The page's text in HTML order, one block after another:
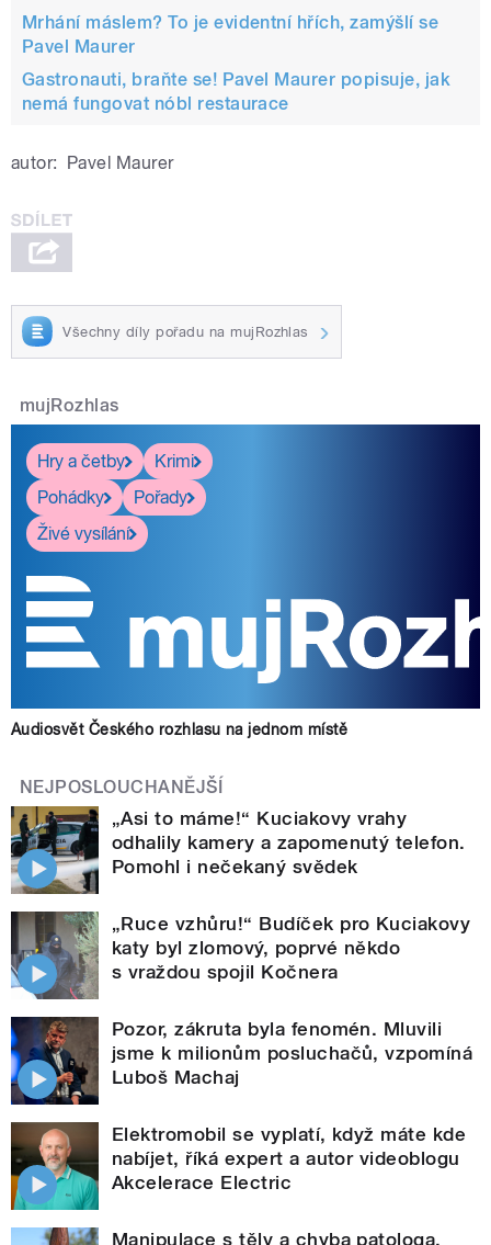
Mrhání máslem? To je evidentní hřích, zamýšlí se
Pavel Maurer
Gastronauti, braňte se! Pavel Maurer popisuje, jak
nemá fungovat nóbl restaurace
autor: Pavel Maurer
Všechny díly pořadu na mujRozhlas
mujRozhlas
Hry a četby
Krimi
Pohádky
Pořady
Živé vysílání
Audiosvět Českého rozhlasu na jednom místě
NEJPOSLOUCHANĚJŠÍ
„Asi to máme!“ Kuciakovy vrahy
odhalily kamery a zapomenutý telefon.
Pomohl i nečekaný svědek
„Ruce vzhůru!“ Budíček pro Kuciakovy
katy byl zlomový, poprvé někdo
s vraždou spojil Kočnera
Pozor, zákruta byla fenomén. Mluvili
jsme k milionům posluchačů, vzpomíná
Luboš Machaj
Elektromobil se vyplatí, když máte kde
nabíjet, říká expert a autor videoblogu
Akcelerace Electric
Manipulace s těly a chyba patologa.